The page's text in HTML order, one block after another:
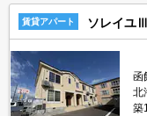
賃貸アパート ソレイユⅢ
函
北
築